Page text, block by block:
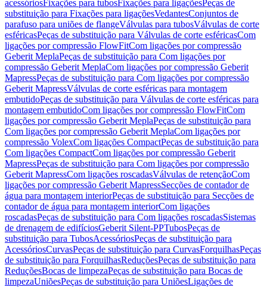
acessóriosFixações para tubosFixações para ligaçõesPeças de
substituição para Fixações para ligaçõesVedantesConjuntos de
parafuso para uniões de flangeVálvulas para tubosVálvulas de corte
esféricasPeças de substituição para Válvulas de corte esféricasCom
ligações por compressão FlowFitCom ligações por compressão
Geberit MeplaPeças de substituição para Com ligações por
compressão Geberit MeplaCom ligações por compressão Geberit
MapressPeças de substituição para Com ligações por compressão
Geberit MapressVálvulas de corte esféricas para montagem
embutidoPeças de substituição para Válvulas de corte esféricas para
montagem embutidoCom ligações por compressão FlowFitCom
ligações por compressão Geberit MeplaPeças de substituição para
Com ligações por compressão Geberit MeplaCom ligações por
compressão VolexCom ligações CompactPeças de substituição para
Com ligações CompactCom ligações por compressão Geberit
MapressPeças de substituição para Com ligações por compressão
Geberit MapressCom ligações roscadasVálvulas de retençãoCom
ligações por compressão Geberit MapressSecções de contador de
água para montagem interiorPeças de substituição para Secções de
contador de água para montagem interiorCom ligações
roscadasPeças de substituição para Com ligações roscadasSistemas
de drenagem de edifíciosGeberit Silent-PPTubosPeças de
substituição para TubosAcessóriosPeças de substituição para
AcessóriosCurvasPeças de substituição para CurvasForquilhasPeças
de substituição para ForquilhasReduçõesPeças de substituição para
ReduçõesBocas de limpezaPeças de substituição para Bocas de
limpezaUniõesPeças de substituição para UniõesLigações de